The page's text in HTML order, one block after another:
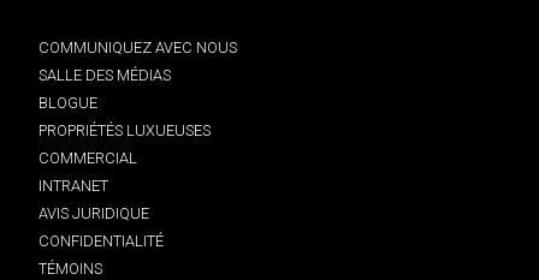
COMMUNIQUEZ AVEC NOUS
SALLE DES MÉDIAS
BLOGUE
PROPRIÉTÉS LUXUEUSES
COMMERCIAL
INTRANET
AVIS JURIDIQUE
CONFIDENTIALITÉ
TÉMOINS